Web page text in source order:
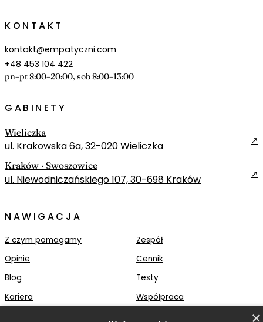
KONTAKT
kontakt@empatyczni.com
+48 453 104 422
pn–pt 8:00–20:00, sob 8:00–13:00
GABINETY
Wieliczka
ul. Krakowska 6a, 32-020 Wieliczka ↗
Kraków · Swoszowice
ul. Niewodniczańskiego 107, 30-698 Kraków ↗
NAWIGACJA
Z czym pomagamy
Zespół
Opinie
Cennik
Blog
Testy
Kariera
Współpraca
×